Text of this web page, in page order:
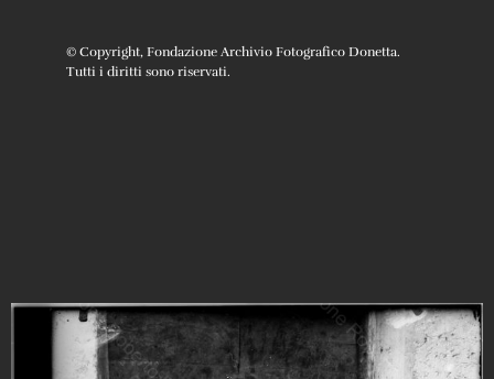
© Copyright, Fondazione Archivio Fotografico Donetta.
Tutti i diritti sono riservati.